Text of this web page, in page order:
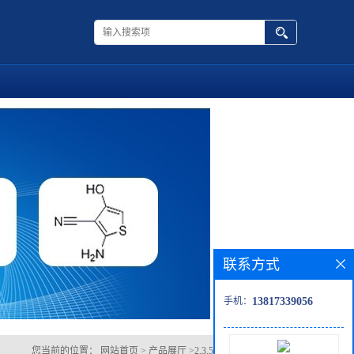
您当前的位置： 网站首页 > 产品展厅 >2,3,5,6-四氟-1,4-苯二胺
联系方式
手机： 13817339056